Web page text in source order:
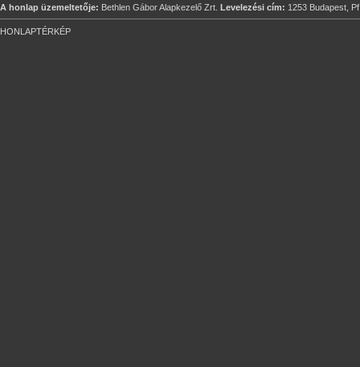
A honlap üzemeltetője: Bethlen Gábor Alapkezelő Zrt. Levelezési cím: 1253 Budapest,
HONLAPTÉRKÉP